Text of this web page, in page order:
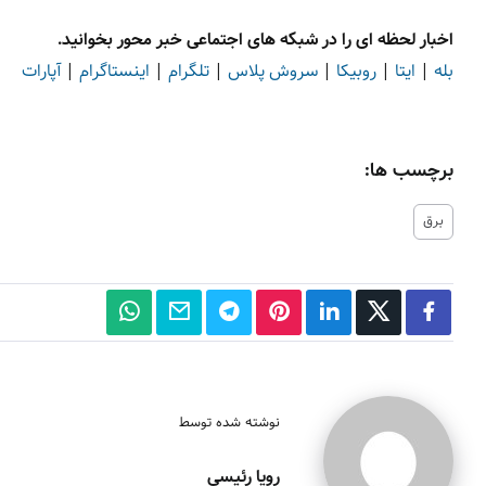
اخبار لحظه ای را در شبکه های اجتماعی خبر محور بخوانید.
بله | ایتا | روبیکا | سروش پلاس | تلگرام | اینستاگرام |آپارات
برچسب ها:
برق
نوشته شده توسط
رویا رئیسی